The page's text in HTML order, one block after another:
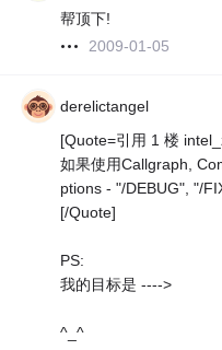
帮顶下!
2009-01-05
derelictangel
[Quote=引用 1 楼
如果使用Callgraph,
ptions - "/DEBUG", "/
[/Quote]
PS:
我的目标是 ---->
^_^